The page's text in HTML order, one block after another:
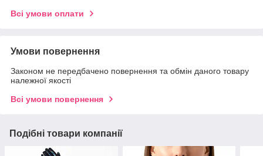
Всі умови оплати
Умови повернення
Законом не передбачено повернення та обмін даного товару
належної якості
Всі умови повернення
Подібні товари компанії